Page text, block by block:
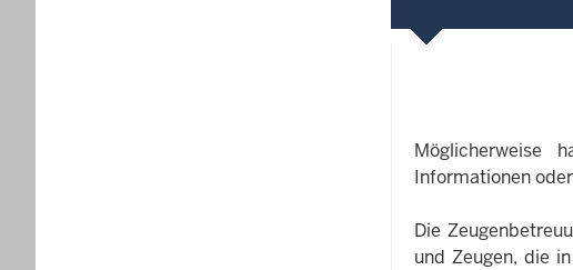
Möglicherweise
Informationen
Die
und Zeugen, die